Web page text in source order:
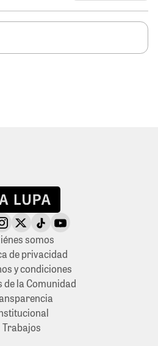
somos
de privacidad
y condiciones
de la Comunidad
Trabajos